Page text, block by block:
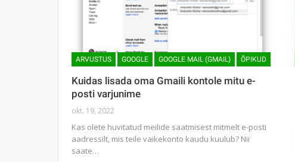
ARVUSTUS GOOGLE GOOGLE MAIL (GMAIL) ÕPIKUD
Kuidas lisada oma Gmaili kontole mitu e-
posti varjunime
okt. 19, 2022
Kas olete huvitatud meilide saatmisest mitmelt e-posti
aadressilt, mis teile vaikekonto kaudu kuulub? Nii
saate…